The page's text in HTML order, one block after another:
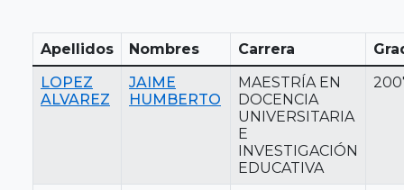
Apellidos Nombres Carrera
LOPEZ
ALVAREZ
JAIME
HUMBERTO
MAESTRÍA EN
DOCENCIA
UNIVERSITARIA
E
INVESTIGACIÓN
EDUCATIVA